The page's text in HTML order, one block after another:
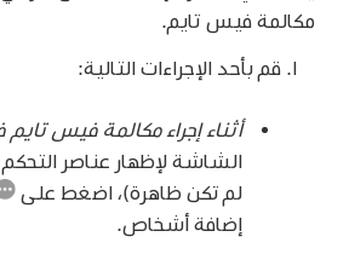
مكالمة فيس تايم.
قم بأحد الإجراءات التالية:
أثناء إجراء مكالمة فيس تايم
الشاشة لإظهار عناصر
لم تكن ظاهرة)، اضغط على
إضافة أشخاص.